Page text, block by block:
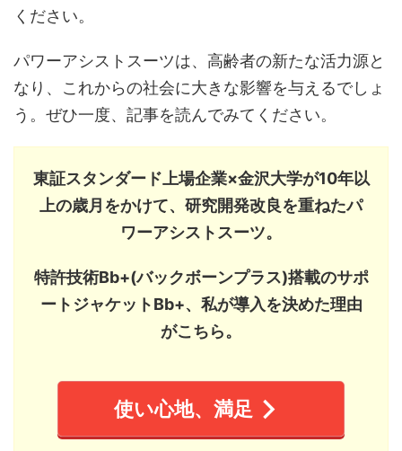
ください。
パワーアシストスーツは、高齢者の新たな活力源と
なり、これからの社会に大きな影響を与えるでしょ
う。ぜひ一度、記事を読んでみてください。
東証スタンダード上場企業×金沢大学が10年以
上の歳月をかけて、研究開発改良を重ねたパ
ワーアシストスーツ。
特許技術Bb+(バックボーンプラス)搭載のサポ
ートジャケットBb+、私が導入を決めた理由
がこちら。
使い心地、満足